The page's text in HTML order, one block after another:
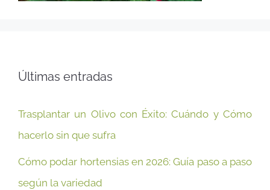
Últimas entradas
Trasplantar un Olivo con Éxito: Cuándo y Cómo
hacerlo sin que sufra
Cómo podar hortensias en 2026: Guía paso a paso
según la variedad